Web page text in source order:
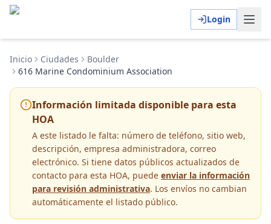
Login
Inicio Ciudades
Boulder
616 Marine Condominium Association
Información limitada disponible para esta
HOA
A este listado le falta: número de teléfono, sitio web,
descripción, empresa administradora, correo
electrónico. Si tiene datos públicos actualizados de
contacto para esta HOA, puede enviar la información
para revisión administrativa. Los envíos no cambian
automáticamente el listado público.